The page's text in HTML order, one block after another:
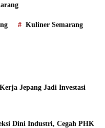
Kuliner Semarang
Jepang Jadi Investasi
Dini Industri, Cegah PHK